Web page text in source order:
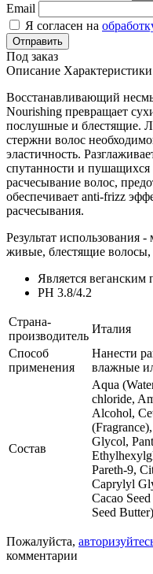
Email
Я согласен на
Отправить
Под заказ
Описание Характеристики
Восстанавливающий
Nourishing превращает
послушные и блестящие.
стержни волос
эластичность.
спутанности и пушащихся
расчесывание волос,
обеспечивает anti-frizz
расчесывания.
Результат использования
живые, блестящие волосы,
Является веганским
PH 3.8/4.2
Страна-
производитель
Италия
Способ
применения
Нанести
влажные
Состав
Aqua
chloride,
Alcohol,
Glycol,
Pareth-9,
Caprylyl
Cacao
Seed
Пожалуйста,
комментарии